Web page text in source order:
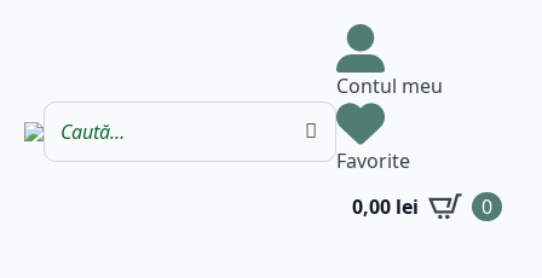
Contul meu
Favorite
0,00 lei 0